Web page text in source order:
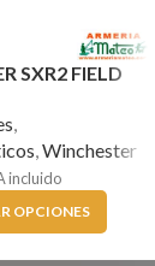
SXR2 FIELD
Winchester
incluido
OPCIONES